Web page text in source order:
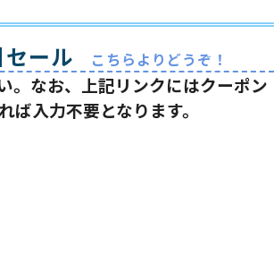
ール こちらよりどうぞ！
。なお、上記リンクにはクーポン
入力不要となります。